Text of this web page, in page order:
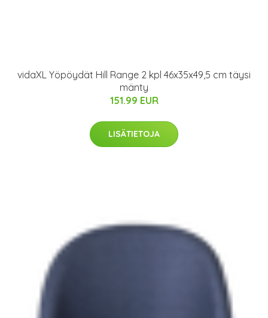
vidaXL Yöpöydät Hill Range 2 kpl 46x35x49,5 cm täysi
mänty
151.99 EUR
LISÄTIETOJA